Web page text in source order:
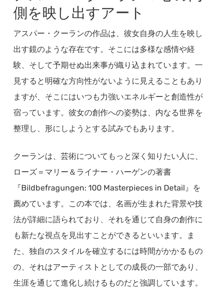
側を映し出すアート
アスパー・クーランの作品は、彼女自身の人生を映し
出す鏡のような存在です。そこには多様な感情や経
験、そして予期せぬ出来事が織り込まれています。一
見すると明確な方向性がないように見えることもあり
ますが、そこにはいつも力強いエネルギーと創造性が
宿っています。彼女の創作への姿勢は、内なる世界を
整理し、形にしようとする試みでもあります。
クーランは、芸術についてもっと深く知りたい人に、
ローズ＝マリー＆ライナー・ハーゲンの著書
『Bildbefragungen: 100 Masterpieces in Detail』を
薦めています。この本では、名画が生まれた背景や技
法が詳細に語られており、それを通じて自身の創作に
も新たな視点を見出すことができるといいます。ま
た、独自のスタイルを確立するには時間がかかるもの
の、それはアーティストとしての成長の一部であり、
生涯を通じて進化し続けるものだと強調しています。